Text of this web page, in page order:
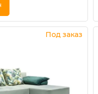
Под заказ